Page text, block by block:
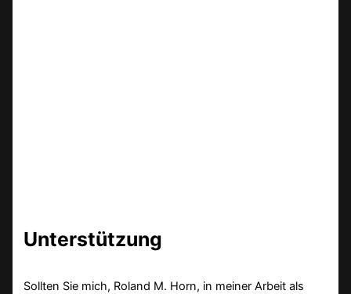
Unterstützung
Sollten Sie mich, Roland M. Horn, in meiner Arbeit als